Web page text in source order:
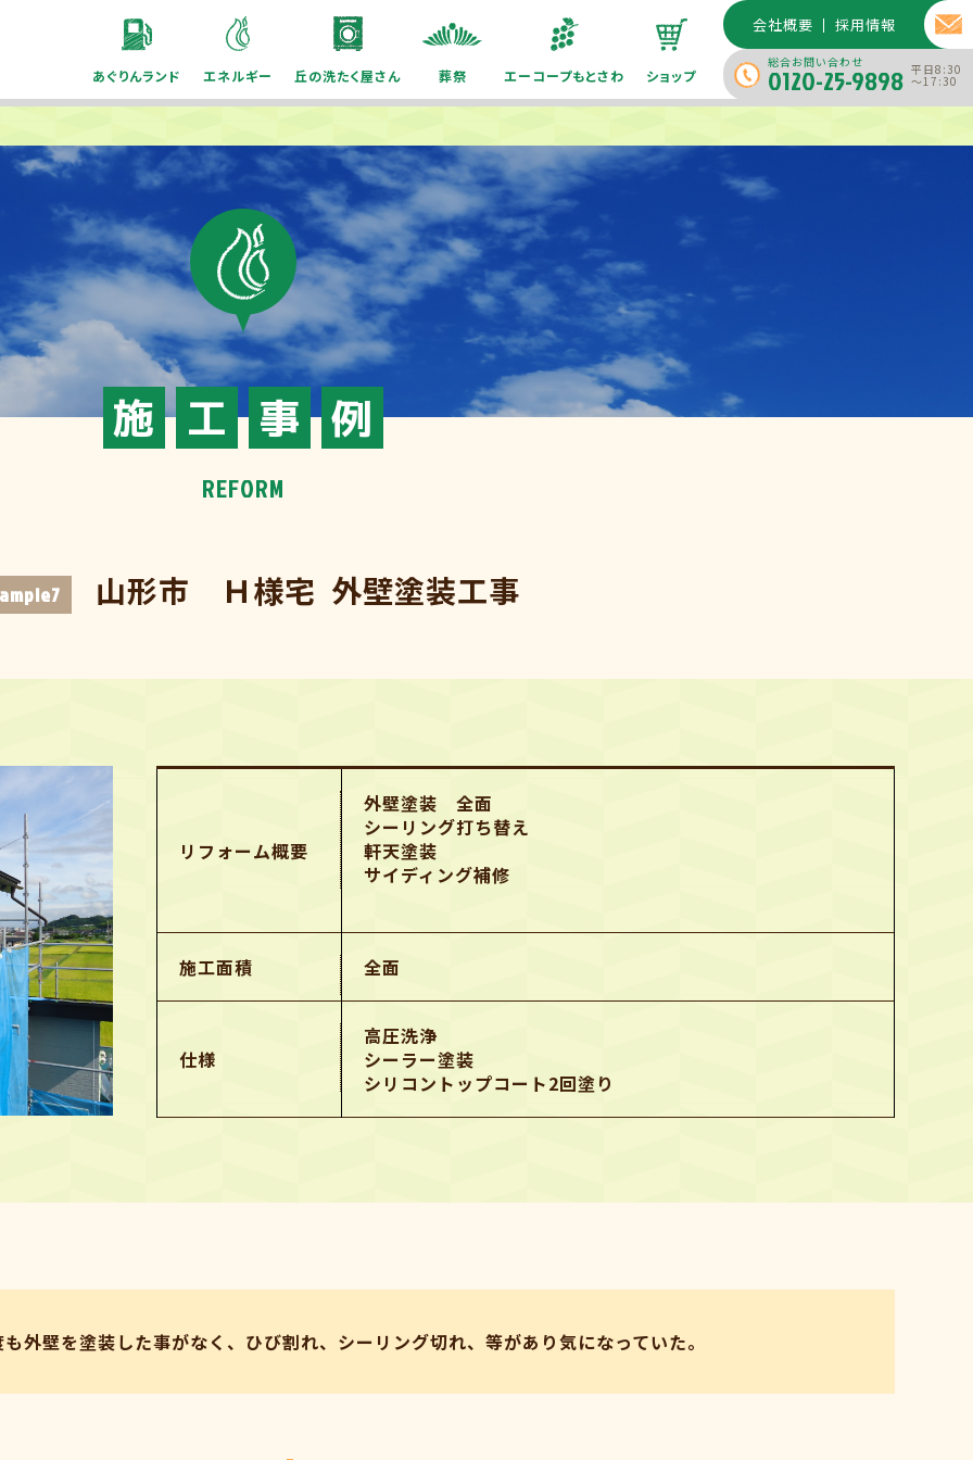
あぐりんランド エネルギー 丘の洗たく屋さん 葬祭 エーコープもとさわ ショップ
会社概要 採用情報
総合お問い合わせ
0120-25-9898 平日8:30
～17:30
施 工 事 例
REFORM
山形市 Ｈ様宅 外壁塗装工事
リフォーム概要
外壁塗装 全面
シーリング打ち替え
軒天塗装
サイディング補修
施工面積 全面
仕様
高圧洗浄
シーラー塗装
シリコントップコート2回塗り
外壁を塗装した事がなく、ひび割れ、シーリング切れ、等があり気になっていた。